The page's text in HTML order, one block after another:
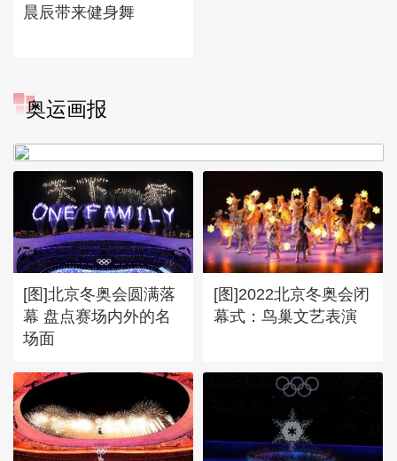
晨辰带来健身舞
奥运画报
[图]冬奥会冬残奥会表彰大会
[图]北京冬奥会圆满落
幕 盘点赛场内外的名
场面
[图]2022北京冬奥会闭
幕式：鸟巢文艺表演